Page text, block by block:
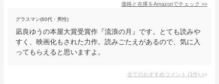
価格と在庫をAmazonでチェック >>
グラスマン(60代・男性)
凪良ゆうの本屋大賞受賞作『流浪の月』です。とても読みや
すく、映画化もされた力作。読みごたえがあるので、気に入
ってもらえると思いますよ。
全てのおすすめコメント (1件) >